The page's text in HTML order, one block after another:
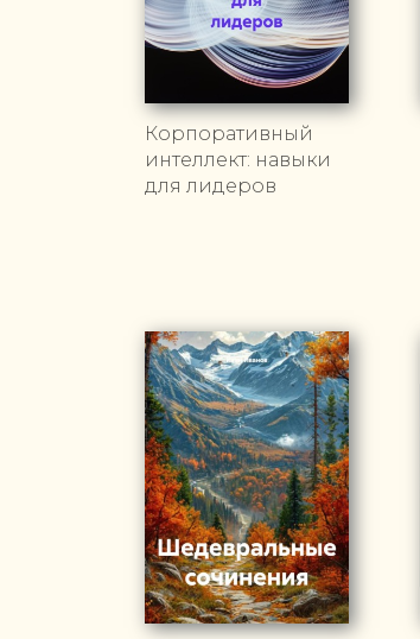
Корпоративный
интеллект: навыки
для лидеров